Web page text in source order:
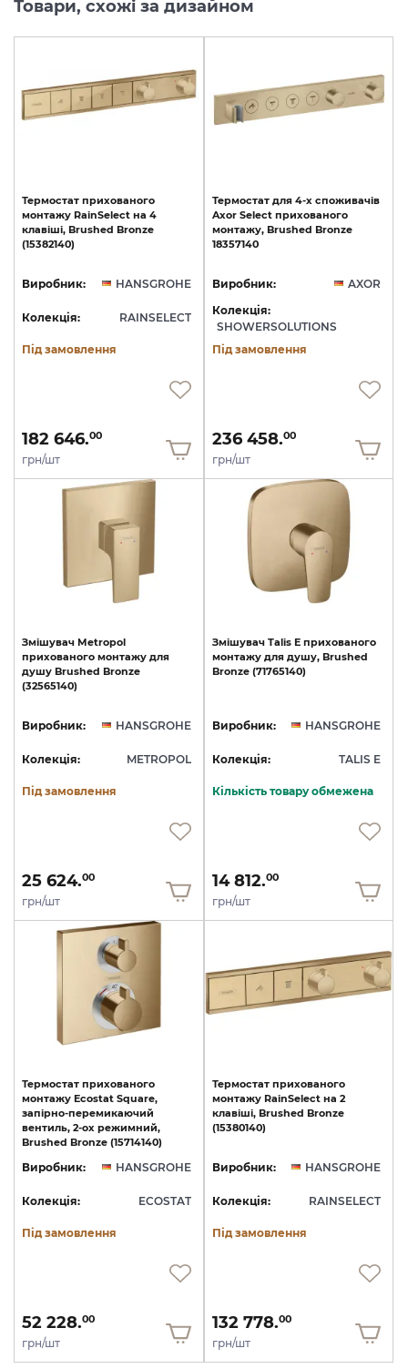
Товари, схожі за дизайном
Термостат прихованого
монтажу RainSelect на 4
клавіші, Brushed Bronze
(15382140)
Виробник: HANSGROHE
Колекція: RAINSELECT
Під замовлення
182 646.00
грн/шт
Термостат для 4-х споживачів
Axor Select прихованого
монтажу, Brushed Bronze
18357140
Виробник:
AXOR
Колекція:
SHOWERSOLUTIONS
Під замовлення
236 458.00
грн/шт
Змішувач Metropol
прихованого монтажу для
душу Brushed Bronze
(32565140)
Виробник: HANSGROHE
Колекція: METROPOL
Під замовлення
25 624.00
грн/шт
Змішувач Talis E прихованого
монтажу для душу, Brushed
Bronze (71765140)
Виробник: HANSGROHE
Колекція: TALIS E
Кількість товару обмежена
14 812.00
грн/шт
Термостат прихованого
монтажу Ecostat Square,
запірно-перемикаючий
вентиль, 2-ох режимний,
Brushed Bronze (15714140)
Виробник: HANSGROHE
Колекція: ECOSTAT
Під замовлення
52 228.00
грн/шт
Термостат прихованого
монтажу RainSelect на 2
клавіші, Brushed Bronze
(15380140)
Виробник: HANSGROHE
Колекція: RAINSELECT
Під замовлення
132 778.00
грн/шт